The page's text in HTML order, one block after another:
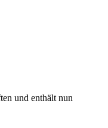
und enthält nun